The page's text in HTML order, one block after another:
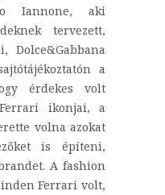
Iannone, aki
tervezett,
a
érdekes volt
ikonjai, a
volna azokat
is építeni,
A fashion
Ferrari volt,